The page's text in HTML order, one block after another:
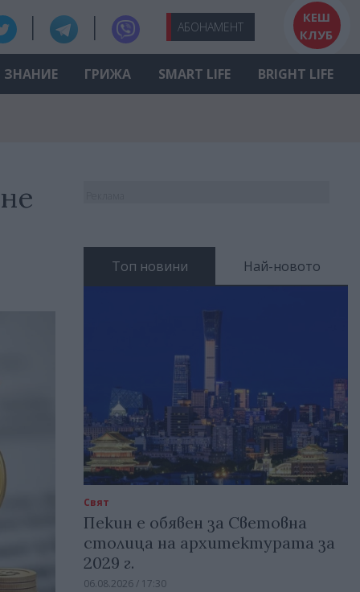
АБОНАМЕНТ
КЕШ
КЛУБ
ЗНАНИЕ ГРИЖА SMART LIFE BRIGHT LIFE
Топ новини Най-новото
Свят
Пекин е обявен за Световна
столица на архитектурата за
2029 г.
06.08.2026 / 17:30